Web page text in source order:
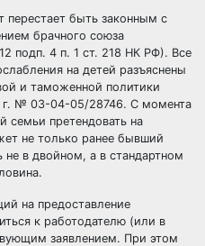
перестает быть законным с
брачного союза
подп. 4 п. 1 ст. 218 НК РФ). Все
на детей разъяснены
и таможенной политики
г. № 03-04-05/28746. С момента
семьи претендовать на
не только ранее бывший
не в двойном, а в стандартном
на предоставление
к работодателю (или в
заявлением. При этом